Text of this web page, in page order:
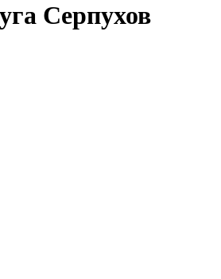
Серпухов